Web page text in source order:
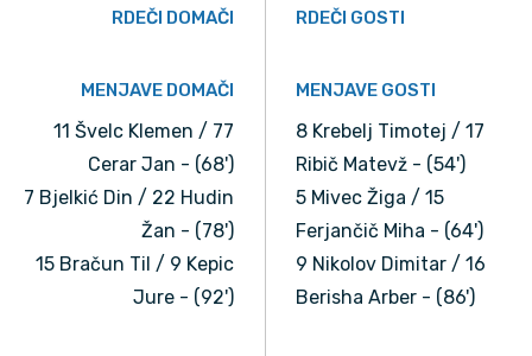
RDEČI DOMAČI RDEČI GOSTI
MENJAVE DOMAČI
11 Švelc Klemen / 77
Cerar Jan - (68')
7 Bjelkić Din / 22 Hudin
Žan - (78')
15 Bračun Til / 9 Kepic
Jure - (92')
MENJAVE GOSTI
8 Krebelj Timotej / 17
Ribič Matevž - (54')
5 Mivec Žiga / 15
Ferjančič Miha - (64')
9 Nikolov Dimitar / 16
Berisha Arber - (86')